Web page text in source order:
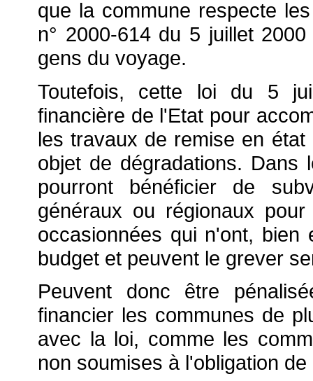
que la commune respecte
n° 2000-614 du 5 juillet
gens du voyage.
Toutefois, cette loi du 5
financière de l'Etat pour
les travaux de remise en
objet de dégradations. Dans
pourront bénéficier de
généraux ou régionaux
occasionnées qui n'ont,
budget et peuvent le grever
Peuvent donc être
financier les communes de
avec la loi, comme les
non soumises à l'obligation